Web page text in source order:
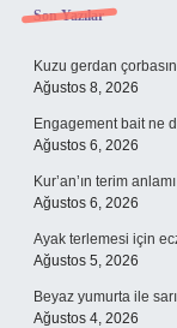
Sidebar
Son Yazılar
Kuzu gerdan
Ağustos 8, 2026
Engagement bait ne
Ağustos 6, 2026
Kur’an’ın terim
Ağustos 6, 2026
Ayak terlemesi için
Ağustos 5, 2026
Beyaz yumurta ile
Ağustos 4, 2026